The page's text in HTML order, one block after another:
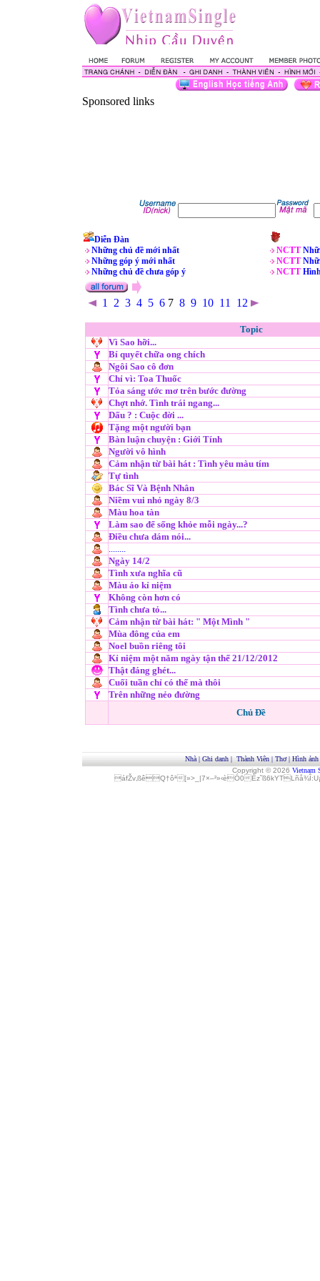
Sponsored links
Diễn Đàn
Những chủ đề mới nhất
Những góp ý mới nhất
Những chủ đề chưa góp ý
NCTT
NCTT
NCTT
1 2 3 4 5 6 7 8 9 10 11 12
Topic
Vì Sao hỡi...
Bí quyết chữa ong chích
Ngôi Sao cô đơn
Chỉ vì: Toa Thuốc
Tỏa sáng ước mơ trên bước đường
Chợt nhớ. Tình trái ngang...
Dấu ? : Cuộc đời ...
Tặng một người bạn
Bàn luận chuyện : Giới Tính
Người vô hình
Cảm nhận từ bài hát : Tình yêu màu tím
Tự tình
Bác Sĩ Và Bệnh Nhân
Niềm vui nhỏ ngày 8/3
Màu hoa tàn
Làm sao để sống khỏe mỗi ngày...?
Điều chưa dám nói...
........
Ngày 14/2
Tình xưa nghĩa cũ
Màu áo kỉ niệm
Không còn hơn có
Tình chưa tỏ...
Cảm nhận từ bài hát: " Một Mình "
Mùa đông của em
Noel buồn riêng tôi
Kỉ niệm một năm ngày tận thế 21/12/2012
Thật đáng ghét...
Cuối tuần chỉ có thế mà thôi
Trên những nẻo đường
Chủ Đề
Nhà | Ghi danh | Thành Viên | Thơ| Hình ảnh
Copyright © 2026 Vietnam
áfŽv‚ßêQ†ôª[»>_|7×–²»‹èÓ0